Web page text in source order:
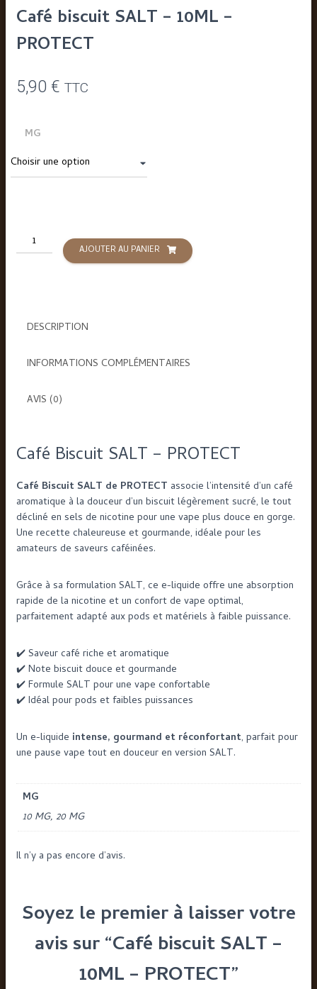
Café biscuit SALT – 10ML –
PROTECT
5,90 € TTC
MG
quantité
de
10ML
PROTECT
AJOUTER AU PANIER
DESCRIPTION
INFORMATIONS COMPLÉMENTAIRES
AVIS (0)
Café Biscuit SALT – PROTECT
Café Biscuit SALT de PROTECT associe l’intensité d’un café
aromatique à la douceur d’un biscuit légèrement sucré, le tout
décliné en sels de nicotine pour une vape plus douce en gorge.
Une recette chaleureuse et gourmande, idéale pour les
amateurs de saveurs caféinées.
Grâce à sa formulation SALT, ce e-liquide offre une absorption
rapide de la nicotine et un confort de vape optimal,
parfaitement adapté aux pods et matériels à faible puissance.
✔️ Saveur café riche et aromatique
✔️ Note biscuit douce et gourmande
✔️ Formule SALT pour une vape confortable
✔️ Idéal pour pods et faibles puissances
Un e-liquide intense, gourmand et réconfortant, parfait pour
une pause vape tout en douceur en version SALT.
MG
10 MG, 20 MG
Il n’y a pas encore d’avis.
Soyez le premier à laisser votre
avis sur “Café biscuit SALT –
10ML – PROTECT”